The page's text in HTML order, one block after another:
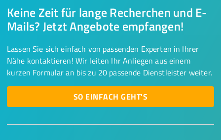
Keine Zeit für lange Recherchen und E-
Mails? Jetzt Angebote empfangen!
Lassen Sie sich einfach von passenden Experten in Ihrer
Nähe kontaktieren! Wir leiten Ihr Anliegen aus einem
kurzen Formular an bis zu 20 passende Dienstleister weiter.
SO EINFACH GEHT'S